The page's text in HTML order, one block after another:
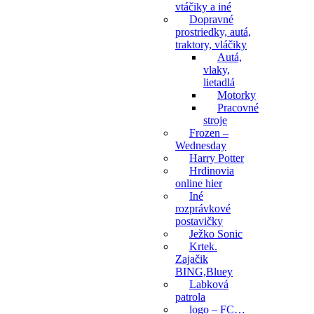
vtáčiky a iné
Dopravné
prostriedky, autá,
traktory, vláčiky
Autá,
vlaky,
lietadlá
Motorky
Pracovné
stroje
Frozen –
Wednesday
Harry Potter
Hrdinovia
online hier
Iné
rozprávkové
postavičky
Ježko Sonic
Krtek.
Zajačik
BING,Bluey
Labková
patrola
logo – FC…